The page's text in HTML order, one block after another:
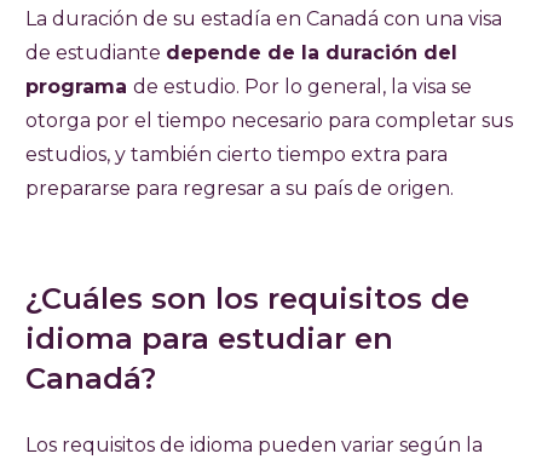
La duración de su estadía en Canadá con una visa
de estudiante depende de la duración del
programa de estudio. Por lo general, la visa se
otorga por el tiempo necesario para completar sus
estudios, y también cierto tiempo extra para
prepararse para regresar a su país de origen.
¿Cuáles son los requisitos de
idioma para estudiar en
Canadá?
Los requisitos de idioma pueden variar según la